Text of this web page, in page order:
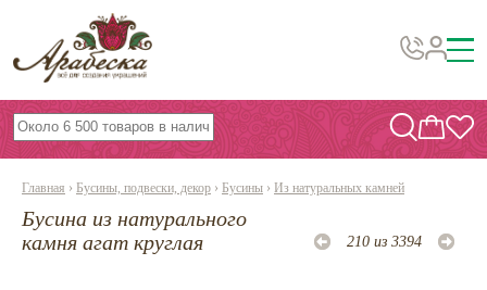
Бусины, подвески, декор
Бисер
Фурнитура
Главная › Бусины, подвески, декор › Бусины › Из натуральных камней
Бусина из натурального
камня агат круглая
210 из 3394